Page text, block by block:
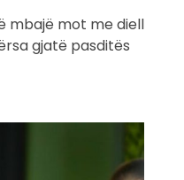
mbajë mot me diell
gjatë pasditës